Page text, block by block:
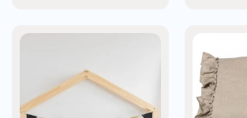
Den
flera
produkten
har
flera